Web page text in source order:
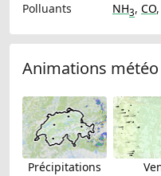
Polluants
NH3, CO,
Animations météo
Précipitations